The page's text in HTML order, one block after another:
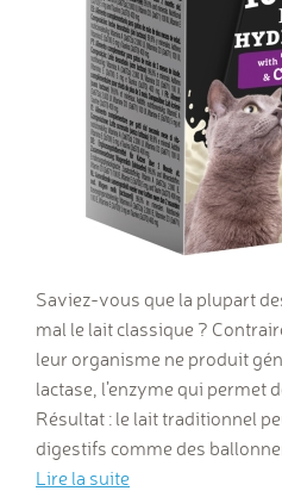
Saviez-vous que la plupart
mal le lait classique ?
leur organisme ne produit
lactase, l’enzyme qui permet
Résultat : le lait traditionnel
digestifs comme des
Lire la suite